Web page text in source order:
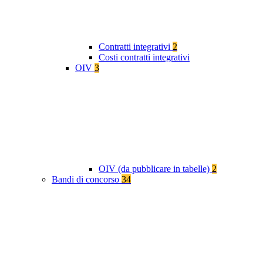
Contratti integrativi 2
Costi contratti integrativi
OIV 3
OIV (da pubblicare in tabelle) 2
Bandi di concorso 34